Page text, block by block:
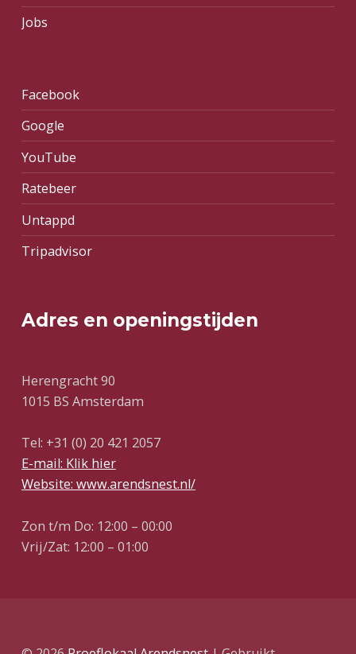
Jobs
Facebook
Google
YouTube
Ratebeer
Untappd
Tripadvisor
Adres en openingstijden
Herengracht 90
1015 BS Amsterdam
Tel: +31 (0) 20 421 2057
E-mail: Klik hier
Website: www.arendsnest.nl/
Zon t/m Do: 12:00 – 00:00
Vrij/Zat: 12:00 – 01:00